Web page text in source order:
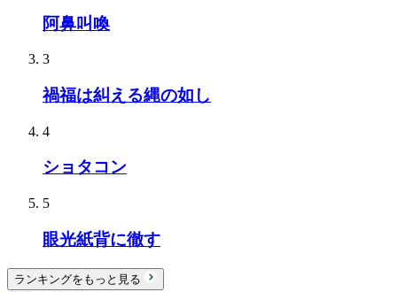
阿鼻叫喚
3
禍福は糾える縄の如し
4
ショタコン
5
眼光紙背に徹す
ランキングをもっと見る